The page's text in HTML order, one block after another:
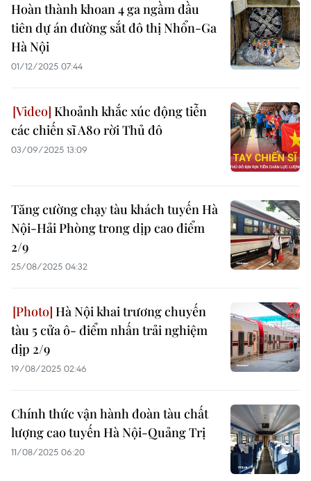
Hoàn thành khoan 4 ga ngầm đầu
tiên dự án đường sắt đô thị Nhổn-Ga
Hà Nội
01/12/2025 07:44
Khoảnh khắc xúc động tiễn
các chiến sĩ A80 rời Thủ đô
03/09/2025 13:09
Tăng cường chạy tàu khách tuyến Hà
Nội-Hải Phòng trong dịp cao điểm
2/9
25/08/2025 04:32
Hà Nội khai trương chuyến
tàu 5 cửa ô- điểm nhấn trải nghiệm
dịp 2/9
19/08/2025 02:46
Chính thức vận hành đoàn tàu chất
lượng cao tuyến Hà Nội-Quảng Trị
11/08/2025 06:20